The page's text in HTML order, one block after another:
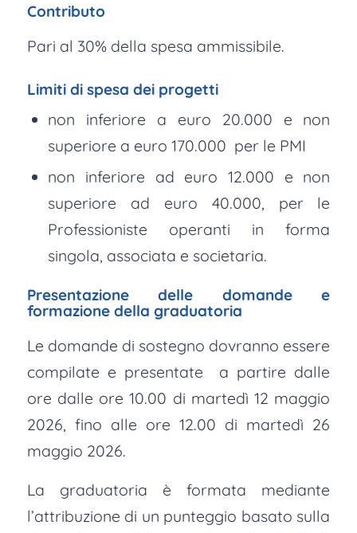
Contributo
Pari al 30% della spesa ammissibile.
Limiti di spesa dei progetti
non inferiore a euro 20.000 e non
superiore a euro 170.000 per le PMI
non inferiore ad euro 12.000 e non
superiore ad euro 40.000, per le
Professioniste operanti in forma
singola, associata e societaria.
Presentazione delle domande e
formazione della graduatoria
Le domande di sostegno dovranno essere
compilate e presentate a partire dalle
ore dalle ore 10.00 di martedì 12 maggio
2026, fino alle ore 12.00 di martedì 26
maggio 2026.
La graduatoria è formata mediante
l’attribuzione di un punteggio basato sulla